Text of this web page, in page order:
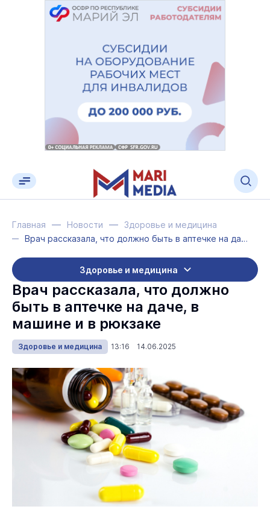
Главная Новости
Здоровье и медицина
Врач рассказала, что должно быть в аптечке на даче, в машине и в рюкзаке
Здоровье и медицина
Врач рассказала, что должно
быть в аптечке на даче, в
машине и в рюкзаке
Здоровье и медицина 13:16 14.06.2025